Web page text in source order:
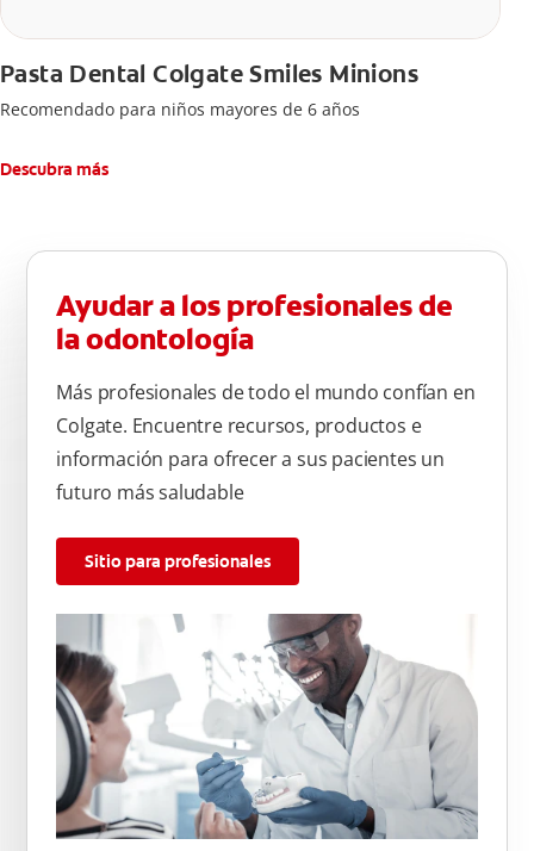
Pasta Dental Colgate Smiles Minions
Recomendado para niños mayores de 6 años
Descubra más
Ayudar a los profesionales de
la odontología
Más profesionales de todo el mundo confían en
Colgate. Encuentre recursos, productos e
información para ofrecer a sus pacientes un
futuro más saludable
Sitio para profesionales